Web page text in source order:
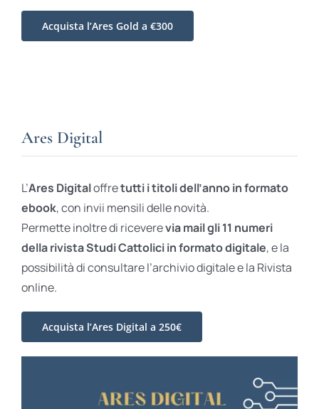
Acquista l’Ares Gold a €300
Ares Digital
L’Ares Digitaloffretutti i titoli dell’anno in formato
ebook, con invii mensili delle novità.
Permette inoltre di riceverevia mail gli 11 numeri
della rivista Studi Cattolici in formato digitale, e la
possibilità di consultare l’archivio digitale e la Rivista
online.
Acquista l’Ares Digital a 250€